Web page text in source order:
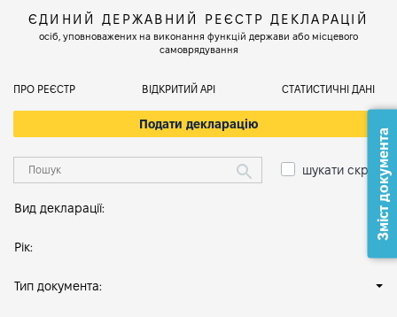
ЄДИНИЙ ДЕРЖАВНИЙ РЕЄСТР ДЕКЛАРАЦІЙ
осіб, уповноважених на виконання функцій держави або місцевого
самоврядування
ПРО РЕЄСТР ВІДКРИТИЙ АРІ СТАТИСТИЧНІ ДАНІ
Подати декларацію
шукати скрізь
Вид декларації:
Рік:
Тип документа:
Зміст документа